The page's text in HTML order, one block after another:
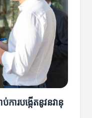
ារបង្កើតនូវនវានុ